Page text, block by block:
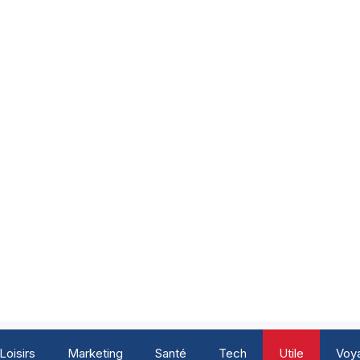
Loisirs Marketing Santé Tech Utile